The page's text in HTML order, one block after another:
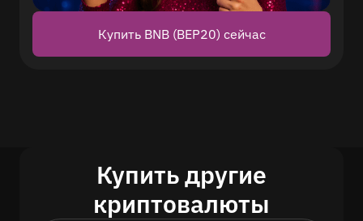
Купить BNB (BEP20) сейчас
Купить другие
криптовалюты